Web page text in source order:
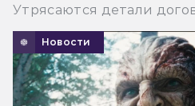
Утрясаются детали
Новости